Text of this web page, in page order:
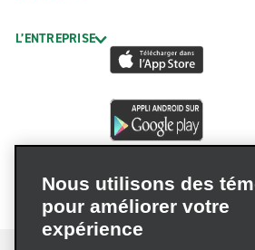
L’ENTREPRISE
Nous utilisons des
pour améliorer votre
expérience